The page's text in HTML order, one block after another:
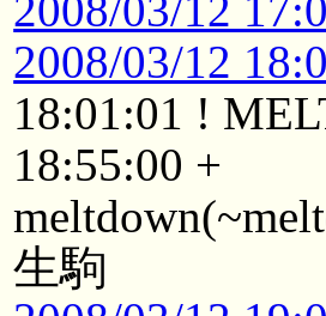
2008/03/12
18:01:01 !
18:55:00 +
生駒